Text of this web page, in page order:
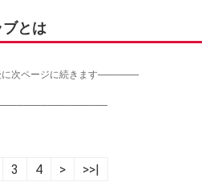
とは
に次ページに続きます-----------------
3 4 > >>|